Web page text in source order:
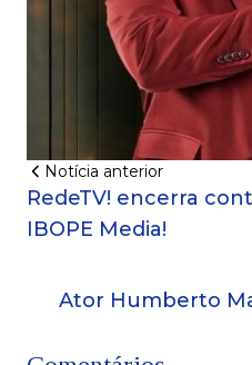
Notícia anterior
RedeTV! encerra
IBOPE Media!
Ator Humberto